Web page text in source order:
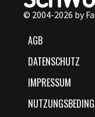
© 2004-2026 by
AGB
DATENSCHUTZ
IMPRESSUM